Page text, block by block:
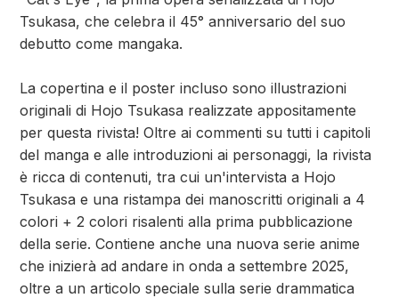
Tsukasa, che celebra il 45° anniversario del suo
debutto come mangaka.
La copertina e il poster incluso sono illustrazioni
originali di Hojo Tsukasa realizzate appositamente
per questa rivista! Oltre ai commenti su tutti i capitoli
del manga e alle introduzioni ai personaggi, la rivista
è ricca di contenuti, tra cui un'intervista a Hojo
Tsukasa e una ristampa dei manoscritti originali a 4
colori + 2 colori risalenti alla prima pubblicazione
della serie. Contiene anche una nuova serie anime
che inizierà ad andare in onda a settembre 2025,
oltre a un articolo speciale sulla serie drammatica